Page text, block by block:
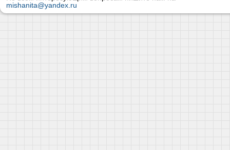
mishanita@yandex.ru